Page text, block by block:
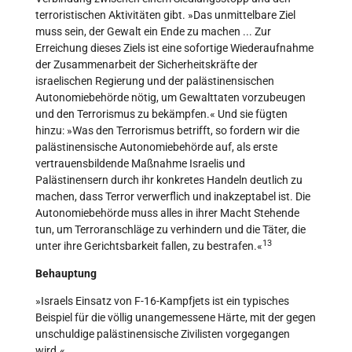
terroristischen Aktivitäten gibt. »Das unmittelbare Ziel
muss sein, der Gewalt ein Ende zu machen ... Zur
Erreichung dieses Ziels ist eine sofortige Wiederaufnahme
der Zusammenarbeit der Sicherheitskräfte der
israelischen Regierung und der palästinensischen
Autonomiebehörde nötig, um Gewalttaten vorzubeugen
und den Terrorismus zu bekämpfen.« Und sie fügten
hinzu: »Was den Terrorismus betrifft, so fordern wir die
palästinensische Autonomiebehörde auf, als erste
vertrauensbildende Maßnahme Israelis und
Palästinensern durch ihr konkretes Handeln deutlich zu
machen, dass Terror verwerflich und inakzeptabel ist. Die
Autonomiebehörde muss alles in ihrer Macht Stehende
tun, um Terroranschläge zu verhindern und die Täter, die
unter ihre Gerichtsbarkeit fallen, zu bestrafen.«13
Behauptung
»Israels Einsatz von F-16-Kampfjets ist ein typisches
Beispiel für die völlig unangemessene Härte, mit der gegen
unschuldige palästinensische Zivilisten vorgegangen